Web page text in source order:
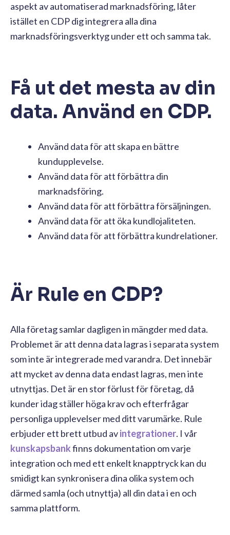
aspekt av automatiserad marknadsföring, låter
istället en CDP dig integrera alla dina
marknadsföringsverktyg under ett och samma tak.
Få ut det mesta av din
data. Använd en CDP.
Använd data för att skapa en bättre
kundupplevelse.
Använd data för att förbättra din
marknadsföring.
Använd data för att förbättra försäljningen.
Använd data för att öka kundlojaliteten.
Använd data för att förbättra kundrelationer.
Är Rule en CDP?
Alla företag samlar dagligen in mängder med data.
Problemet är att denna data lagras i separata system
som inte är integrerade med varandra. Det innebär
att mycket av denna data endast lagras, men inte
utnyttjas. Det är en stor förlust för företag, då
kunder idag ställer höga krav och efterfrågar
personliga upplevelser med ditt varumärke. Rule
erbjuder ett brett utbud avintegrationer. I vår
kunskapsbankfinns dokumentation om varje
integration och med ett enkelt knapptryck kan du
smidigt kan synkronisera dina olika system och
därmed samla (och utnyttja) all din data i en och
samma plattform.